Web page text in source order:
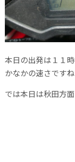
本日の出発は１１
かなかの速さですね
では本日は秋田方